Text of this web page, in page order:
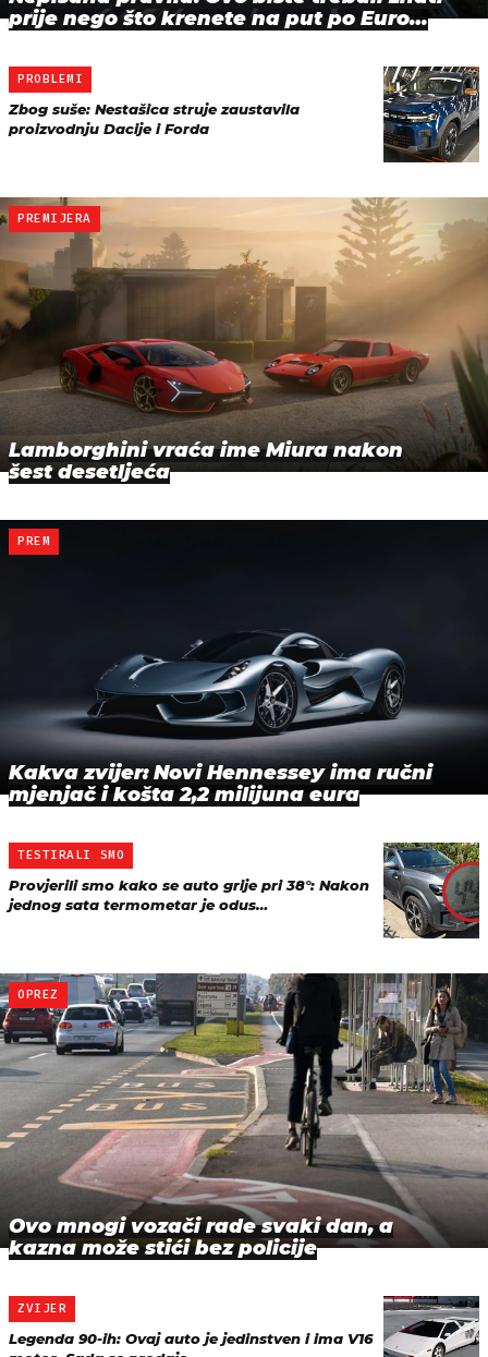
prije nego što krenete na put po Euro…
PROBLEMI
Zbog suše: Nestašica struje zaustavila
proizvodnju Dacije i Forda
PREMIJERA
Lamborghini vraća ime Miura nakon
šest desetljeća
PREM
Kakva zvijer: Novi Hennessey ima ručni
mjenjač i košta 2,2 milijuna eura
TESTIRALI SMO
Provjerili smo kako se auto grije pri 38°: Nakon
jednog sata termometar je odus…
OPREZ
Ovo mnogi vozači rade svaki dan, a
kazna može stići bez policije
ZVIJER
Legenda 90-ih: Ovaj auto je jedinstven i ima V16